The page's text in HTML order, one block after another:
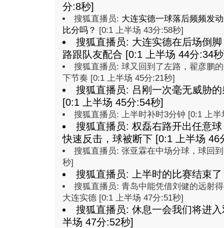
分:8秒]
搜狐直播员: 大连实德一球落后频频发
比分吗？ [0:1 上半场 43分:58秒]
搜狐直播员: 大连实德在后场倒
路跟队友配合 [0:1 上半场 44分:34
搜狐直播员: 球又回到了左路，翟彦鹏
下节奏 [0:1 上半场 45分:21秒]
搜狐直播员: 吕刚一次毫无威胁
[0:1 上半场 45分:54秒]
搜狐直播员: 上半时补时3分钟 [0:1 上半
搜狐直播员: 权磊右路开出任意
快速反击，球被断下 [0:1 上半场 46
搜狐直播员: 张亚霖在中场分球，球回
秒]
搜狐直播员: 上半时的比赛结束
搜狐直播员: 青岛中能凭借刘健的远射
大连实德 [0:1 上半场 47分:51秒]
搜狐直播员: 休息一会我们将进
半场 47分:52秒]